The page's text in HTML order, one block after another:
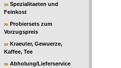
Spezialitaeten und
Feinkost
Probiersets zum
Vorzugspreis
Kraeuter, Gewuerze,
Kaffee, Tee
Abholung/Lieferservice